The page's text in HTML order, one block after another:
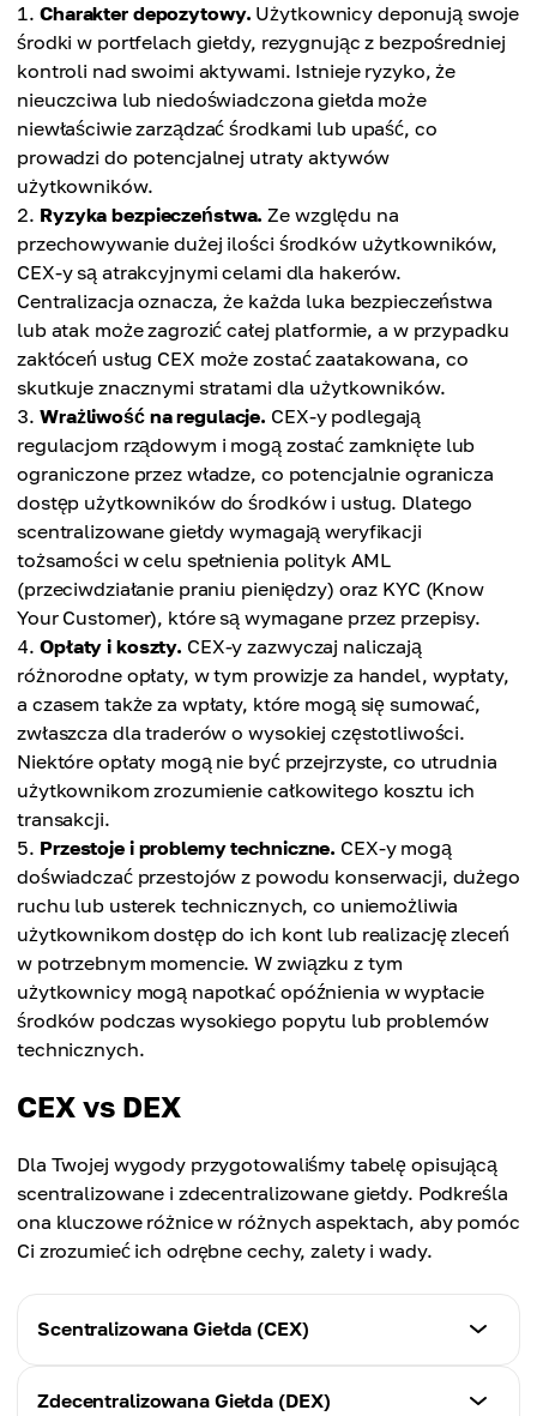
Charakter depozytowy. Użytkownicy deponują swoje
środki w portfelach giełdy, rezygnując z bezpośredniej
kontroli nad swoimi aktywami. Istnieje ryzyko, że
nieuczciwa lub niedoświadczona giełda może
niewłaściwie zarządzać środkami lub upaść, co
prowadzi do potencjalnej utraty aktywów
użytkowników.
Ryzyka bezpieczeństwa. Ze względu na
przechowywanie dużej ilości środków użytkowników,
CEX-y są atrakcyjnymi celami dla hakerów.
Centralizacja oznacza, że każda luka bezpieczeństwa
lub atak może zagrozić całej platformie, a w przypadku
zakłóceń usług CEX może zostać zaatakowana, co
skutkuje znacznymi stratami dla użytkowników.
Wrażliwość na regulacje. CEX-y podlegają
regulacjom rządowym i mogą zostać zamknięte lub
ograniczone przez władze, co potencjalnie ogranicza
dostęp użytkowników do środków i usług. Dlatego
scentralizowane giełdy wymagają weryfikacji
tożsamości w celu spełnienia polityk AML
(przeciwdziałanie praniu pieniędzy) oraz KYC (Know
Your Customer), które są wymagane przez przepisy.
Opłaty i koszty. CEX-y zazwyczaj naliczają
różnorodne opłaty, w tym prowizje za handel, wypłaty,
a czasem także za wpłaty, które mogą się sumować,
zwłaszcza dla traderów o wysokiej częstotliwości.
Niektóre opłaty mogą nie być przejrzyste, co utrudnia
użytkownikom zrozumienie całkowitego kosztu ich
transakcji.
Przestoje i problemy techniczne. CEX-y mogą
doświadczać przestojów z powodu konserwacji, dużego
ruchu lub usterek technicznych, co uniemożliwia
użytkownikom dostęp do ich kont lub realizację zleceń
w potrzebnym momencie. W związku z tym
użytkownicy mogą napotkać opóźnienia w wypłacie
środków podczas wysokiego popytu lub problemów
technicznych.
CEX vs DEX
Dla Twojej wygody przygotowaliśmy tabelę opisującą
scentralizowane i zdecentralizowane giełdy. Podkreśla
ona kluczowe różnice w różnych aspektach, aby pomóc
Ci zrozumieć ich odrębne cechy, zalety i wady.
Scentralizowana Giełda (CEX)
Cechy
Zdecentralizowana Giełda (DEX)